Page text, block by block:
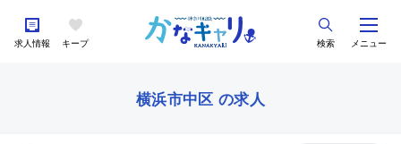
求人情報 キープ 検索 メニュー
横浜市中区 の求人